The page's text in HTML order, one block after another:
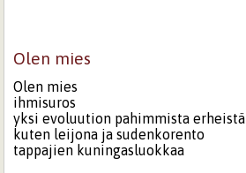
Olen mies
Olen mies
ihmisuros
yksi evoluution pahimmista erheistä
kuten leijona ja sudenkorento
tappajien kuningasluokkaa